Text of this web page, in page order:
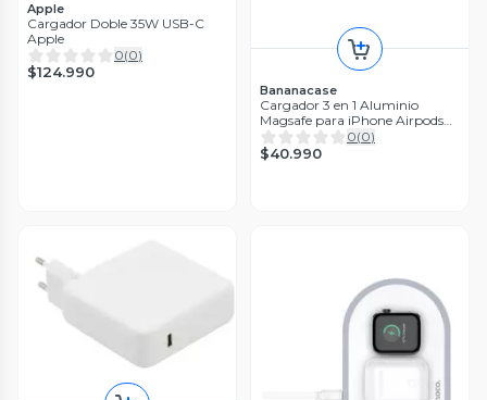
Apple
Cargador Doble 35W USB-C
Apple
0(0)
$124.990
Bananacase
Cargador 3 en 1 Aluminio
Magsafe para iPhone Airpods
Apple Watch 0(0)
$40.990